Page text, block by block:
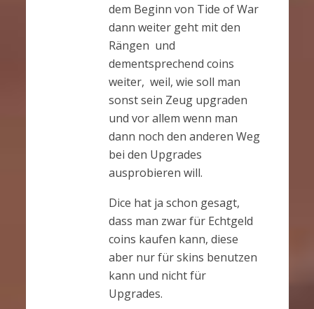
dem Beginn von Tide of War
dann weiter geht mit den
Rängen und
dementsprechend coins
weiter, weil, wie soll man
sonst sein Zeug upgraden
und vor allem wenn man
dann noch den anderen Weg
bei den Upgrades
ausprobieren will.
Dice hat ja schon gesagt,
dass man zwar für Echtgeld
coins kaufen kann, diese
aber nur für skins benutzen
kann und nicht für
Upgrades.